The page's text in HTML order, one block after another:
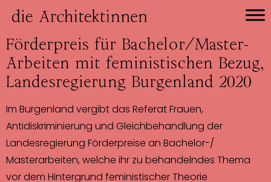
Förderpreis für Bachelor/Master-
Arbeiten mit feministischen Bezug,
Landesregierung Burgenland 2020
Im Burgenland vergibt das Referat Frauen,
Antidiskriminierung und Gleichbehandlung der
Landesregierung Förderpreise an Bachelor-/
Masterarbeiten, welche ihr zu behandelndes Thema
vor dem Hintergrund feministischer Theorie